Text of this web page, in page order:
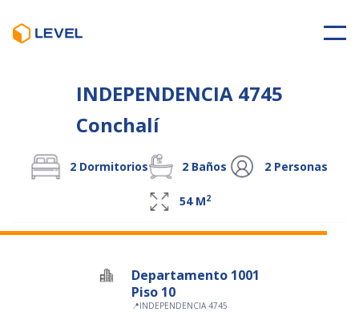
INDEPENDENCIA 4745
Conchalí
2 Dormitorios 2 Baños 2 Personas
54M2
Departamento 1001
Piso 10
📍INDEPENDENCIA 4745